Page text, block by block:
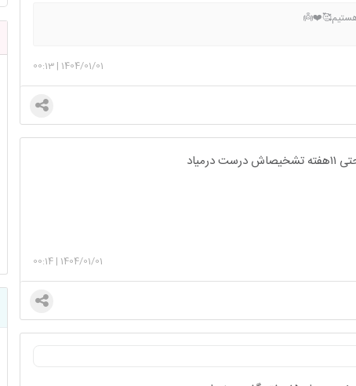
هستیم🥰❤️👼
1404/01/01
|
00:13
1404/01/01
|
00:14